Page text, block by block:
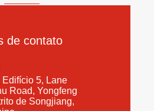
de contato
Edifício 5, Lane
Road, Yongfeng
de Songjiang,